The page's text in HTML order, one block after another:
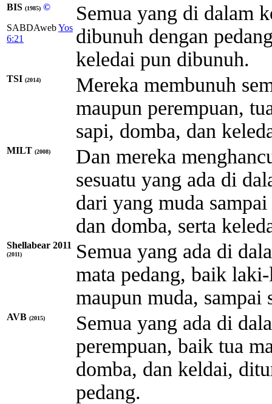
BIS (1985) ©
SABDAwebYos
6:21
Semua yang di dalam
dibunuh dengan
keledai pun dibunuh.
TSI (2014)
Mereka membunuh
maupun perempuan,
sapi, domba, dan
MILT (2008)
Dan mereka
sesuatu yang ada di
dari yang muda
dan domba, serta
Shellabear 2011
(2011)
Semua yang ada di
mata pedang, baik
maupun muda, sampai
AVB (2015)
Semua yang ada di
perempuan, baik tua
domba, dan keldai,
pedang.